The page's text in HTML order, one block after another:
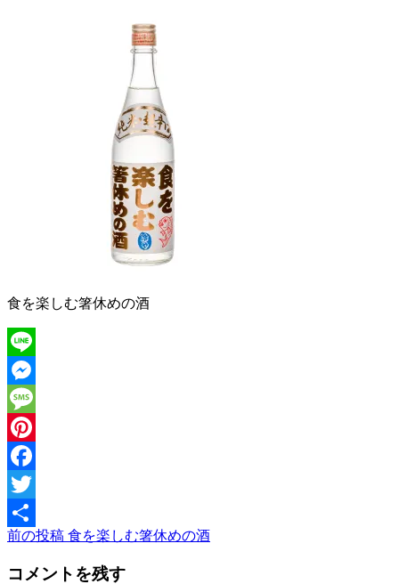
食を楽しむ箸休めの酒
Line
Messenger
Message
Pinterest
Facebook
Twitter
共
有
投
稿
前
投
前の投稿 食を楽しむ箸休めの酒
コメントを残す